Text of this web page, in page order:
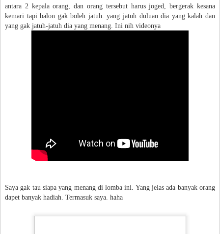
antara 2 kepala orang, dan orang tersebut harus joged, bergerak kesana
kemari tapi balon gak boleh jatuh. yang jatuh duluan dia yang kalah dan
yang gak jatuh-jatuh dia yang menang. Ini nih videonya
Saya gak tau siapa yang menang di lomba ini. Yang jelas ada banyak orang
dapet banyak hadiah. Termasuk saya. haha